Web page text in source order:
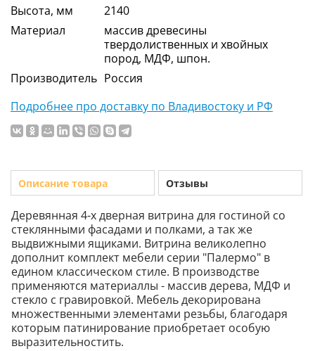
Высота, мм
2140
Материал
массив древесины
твердолиственных и хвойных
пород, МДФ, шпон.
Производитель Россия
Подробнее про доставку по Владивостоку и РФ
Описание товара Отзывы
Деревянная 4-х дверная витрина для гостиной со
стеклянными фасадами и полками, а так же
выдвижными ящиками. Витрина великолепно
дополнит комплект мебели серии "Палермо" в
едином классическом стиле. В производстве
применяются материаллы - массив дерева, МДФ и
стекло с гравировкой. Мебель декорирована
множественными элементами резьбы, благодаря
которым патинирование приобретает особую
выразительностить.